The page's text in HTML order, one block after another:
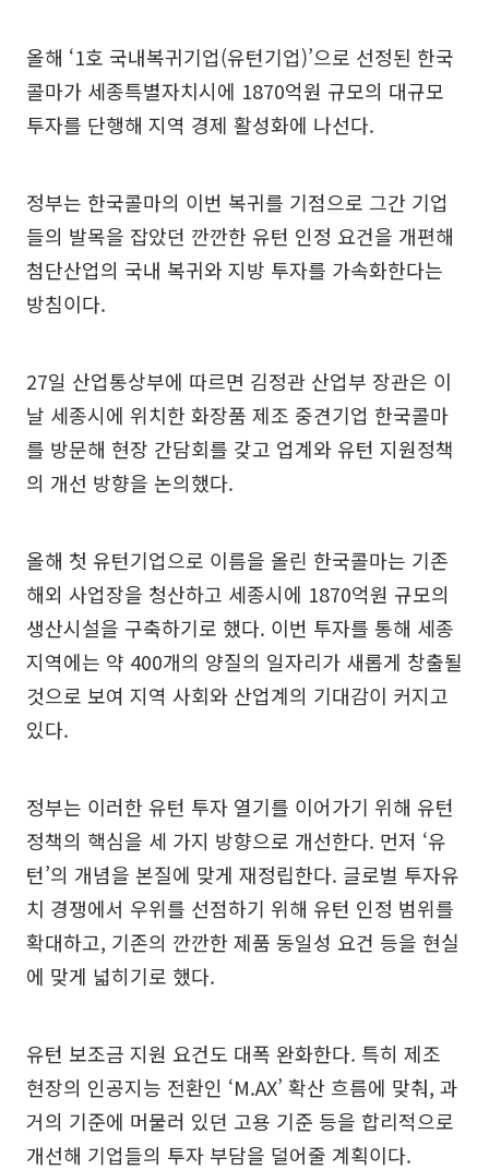
올해 ‘1호 국내복귀기업(유턴기업)’으로 선정된 한국
콜마가 세종특별자치시에 1870억원 규모의 대규모
투자를 단행해 지역 경제 활성화에 나선다.
정부는 한국콜마의 이번 복귀를 기점으로 그간 기업
들의 발목을 잡았던 깐깐한 유턴 인정 요건을 개편해
첨단산업의 국내 복귀와 지방 투자를 가속화한다는
방침이다.
27일 산업통상부에 따르면 김정관 산업부 장관은 이
날 세종시에 위치한 화장품 제조 중견기업 한국콜마
를 방문해 현장 간담회를 갖고 업계와 유턴 지원정책
의 개선 방향을 논의했다.
올해 첫 유턴기업으로 이름을 올린 한국콜마는 기존
해외 사업장을 청산하고 세종시에 1870억원 규모의
생산시설을 구축하기로 했다. 이번 투자를 통해 세종
지역에는 약 400개의 양질의 일자리가 새롭게 창출될
것으로 보여 지역 사회와 산업계의 기대감이 커지고
있다.
정부는 이러한 유턴 투자 열기를 이어가기 위해 유턴
정책의 핵심을 세 가지 방향으로 개선한다. 먼저 ‘유
턴’의 개념을 본질에 맞게 재정립한다. 글로벌 투자유
치 경쟁에서 우위를 선점하기 위해 유턴 인정 범위를
확대하고, 기존의 깐깐한 제품 동일성 요건 등을 현실
에 맞게 넓히기로 했다.
유턴 보조금 지원 요건도 대폭 완화한다. 특히 제조
현장의 인공지능 전환인 ‘M.AX’ 확산 흐름에 맞춰, 과
거의 기준에 머물러 있던 고용 기준 등을 합리적으로
개선해 기업들의 투자 부담을 덜어줄 계획이다.